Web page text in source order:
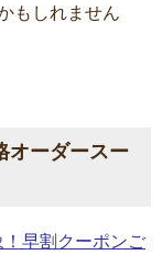
もしれません
オーダースー
早割クーポンご